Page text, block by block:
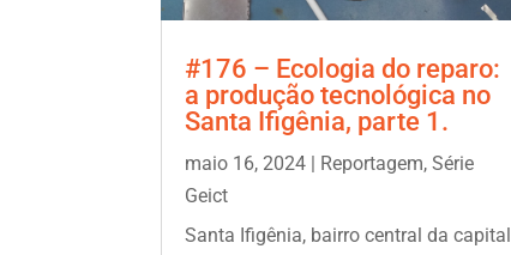
#176 – Ecologia do reparo:
a produção tecnológica no
Santa Ifigênia, parte 1.
maio 16, 2024 | Reportagem,Série
Geict
Santa Ifigênia, bairro central da capital